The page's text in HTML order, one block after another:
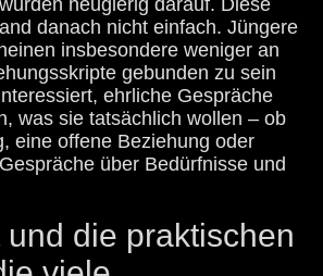
danach nicht einfach. Jüngere
insbesondere weniger an
gebunden zu sein
ehrliche Gespräche
was sie tatsächlich wollen – ob
eine offene Beziehung oder
über Bedürfnisse und
die praktischen